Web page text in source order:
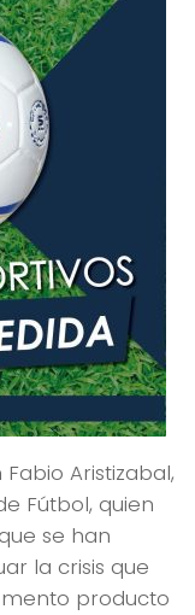
Aristizabal,
Fútbol, quien
se han
la crisis que
producto